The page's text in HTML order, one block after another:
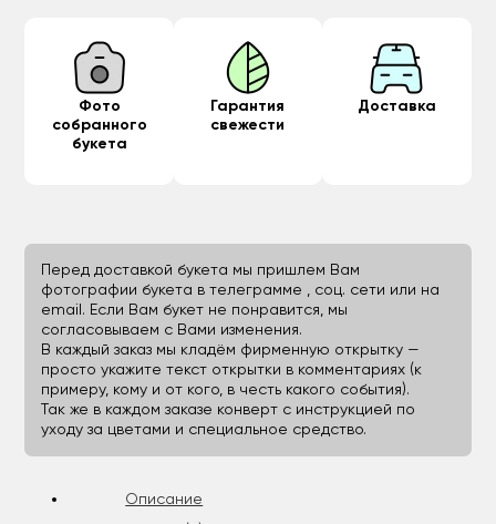
Фото
собранного
букета
Гарантия
свежести
Доставка
Перед доставкой букета мы пришлем Вам
фотографии букета в телеграмме , соц. сети или на
email. Если Вам букет не понравится, мы
согласовываем с Вами изменения.
В каждый заказ мы кладём фирменную открытку —
просто укажите текст открытки в комментариях (к
примеру, кому и от кого, в честь какого события).
Так же в каждом заказе конверт с инструкцией по
уходу за цветами и специальное средство.
Описание